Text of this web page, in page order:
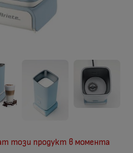
този продукт в момента